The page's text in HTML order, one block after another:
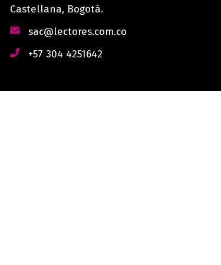
Castellana, Bogotá.
sac@lectores.com.co
+57 304 4251642